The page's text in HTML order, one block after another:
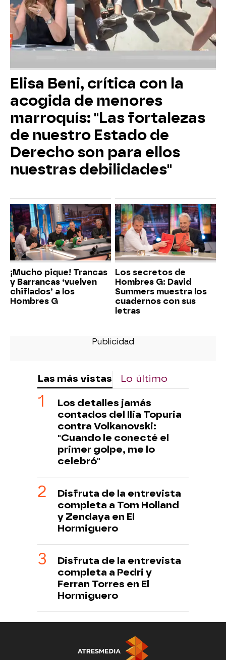
Elisa Beni, crítica con la
acogida de menores
marroquís: "Las fortalezas
de nuestro Estado de
Derecho son para ellos
nuestras debilidades"
¡Mucho pique! Trancas
y Barrancas ‘vuelven
chiflados’ a los
Hombres G
Los secretos de
Hombres G: David
Summers muestra los
cuadernos con sus
letras
Las más vistas Lo último
Los detalles jamás
contados del Ilia Topuria
contra Volkanovski:
"Cuando le conecté el
primer golpe, me lo
celebró"
Disfruta de la entrevista
completa a Tom Holland
y Zendaya en El
Hormiguero
Disfruta de la entrevista
completa a Pedri y
Ferran Torres en El
Hormiguero